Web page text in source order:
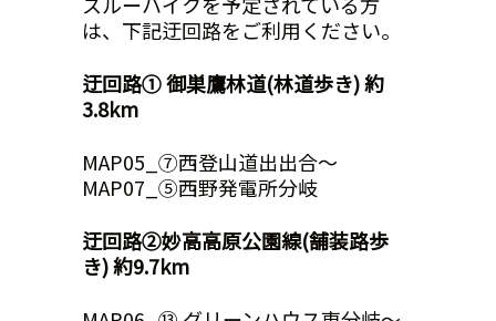
は、下記迂回路をご利用ください。
迂回路① 御巣鷹林道(林道歩き)約
3.8km
MAP05_⑦西登山道出出合～
MAP07_⑤西野発電所分岐
迂回路②妙高高原公園線(舗装路歩
き)約9.7km